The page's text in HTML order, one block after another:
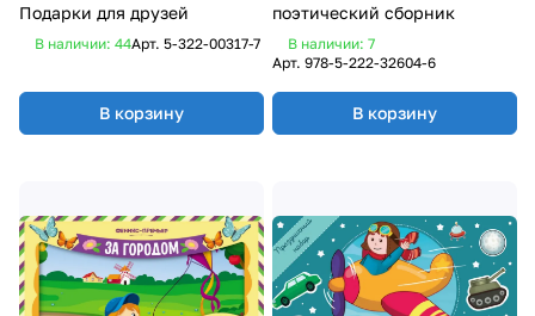
Подарки для друзей
В наличии: 44Арт. 5-322-00317-7
В корзину
поэтический сборник
В наличии: 7
Арт. 978-5-222-32604-6
В корзину